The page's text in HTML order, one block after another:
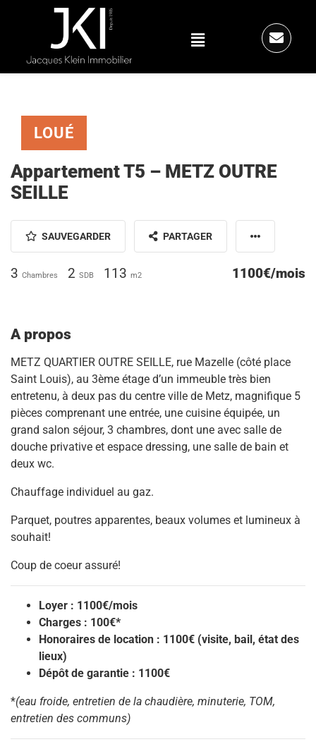
LOUÉ
Appartement T5 – METZ OUTRE
SEILLE
SAUVEGARDER PARTAGER
3 Chambres 2 SDB 113 m2 1100€/mois
A propos
METZ QUARTIER OUTRE SEILLE, rue Mazelle (côté place
Saint Louis), au 3ème étage d’un immeuble très bien
entretenu, à deux pas du centre ville de Metz, magnifique 5
pièces comprenant une entrée, une cuisine équipée, un
grand salon séjour, 3 chambres, dont une avec salle de
douche privative et espace dressing, une salle de bain et
deux wc.
Chauffage individuel au gaz.
Parquet, poutres apparentes, beaux volumes et lumineux à
souhait!
Coup de coeur assuré!
Loyer : 1100€/mois
Charges : 100€*
Honoraires de location : 1100€ (visite, bail, état des
lieux)
Dépôt de garantie : 1100€
*(eau froide, entretien de la chaudière, minuterie, TOM,
entretien des communs)